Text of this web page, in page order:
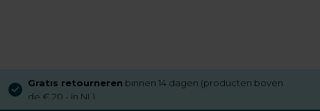
Gratis retourneren binnen 14 dagen (producten boven
de € 20,- in NL)